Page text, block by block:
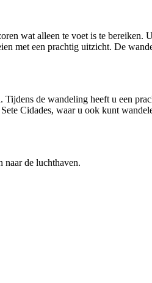
wat alleen te voet is te bereiken.
met een prachtig uitzicht. De
Tijdens de wandeling heeft u een
Cidades, waar u ook kunt
naar de luchthaven.